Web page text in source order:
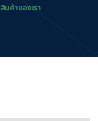
สินค้าของเรา